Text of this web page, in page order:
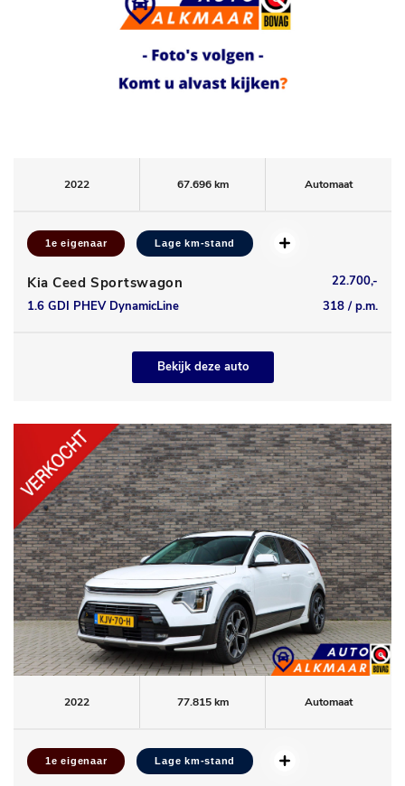
2022 67.696 km Automaat
1e eigenaar Lage km-stand
Kia Ceed Sportswagon
22.700,-
1.6 GDI PHEV DynamicLine
318 / p.m.
Bekijk deze auto
2022 77.815 km Automaat
1e eigenaar Lage km-stand